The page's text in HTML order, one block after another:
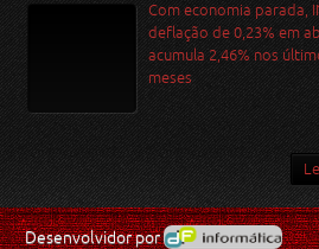
Com economia parada,
deflação de 0,23% em
acumula 2,46% nos
meses
Desenvolvidor por